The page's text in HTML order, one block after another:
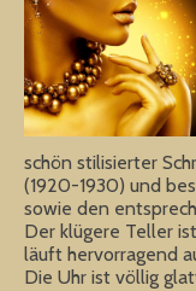
schön stilisierter
(1920-1930) und
sowie den
Der klügere Teller
läuft hervorragend
Die Uhr ist völlig